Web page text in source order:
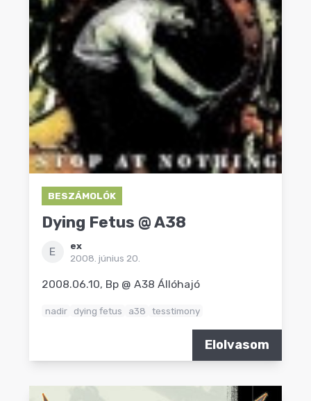
BESZÁMOLÓK
Dying Fetus @ A38
E
ex
2008. június 20.
2008.06.10, Bp @ A38 Állóhajó
nadir dying fetus a38 tesstimony
Elolvasom